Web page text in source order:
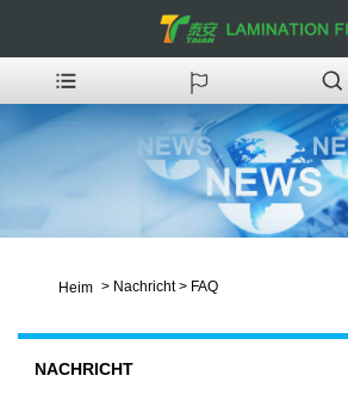
Heim > Nachricht > FAQ
NACHRICHT